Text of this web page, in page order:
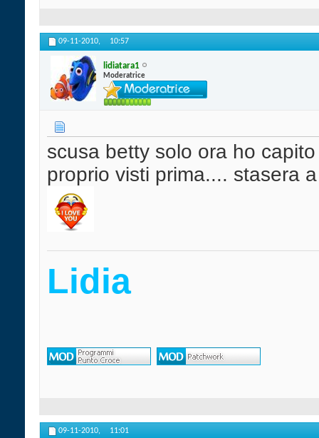
09-11-2010, 10:57
lidiatara1
Moderatrice
scusa betty solo ora ho
proprio visti prima.... stasera
Lidia
09-11-2010, 11:01